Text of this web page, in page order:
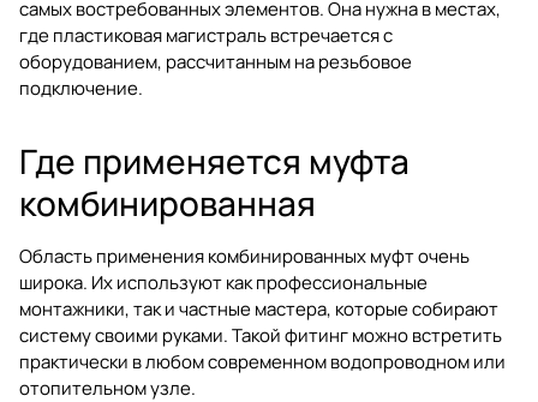
самых востребованных элементов. Она нужна в местах,
где пластиковая магистраль встречается с
оборудованием, рассчитанным на резьбовое
подключение.
Где применяется муфта
комбинированная
Область применения комбинированных муфт очень
широка. Их используют как профессиональные
монтажники, так и частные мастера, которые собирают
систему своими руками. Такой фитинг можно встретить
практически в любом современном водопроводном или
отопительном узле.